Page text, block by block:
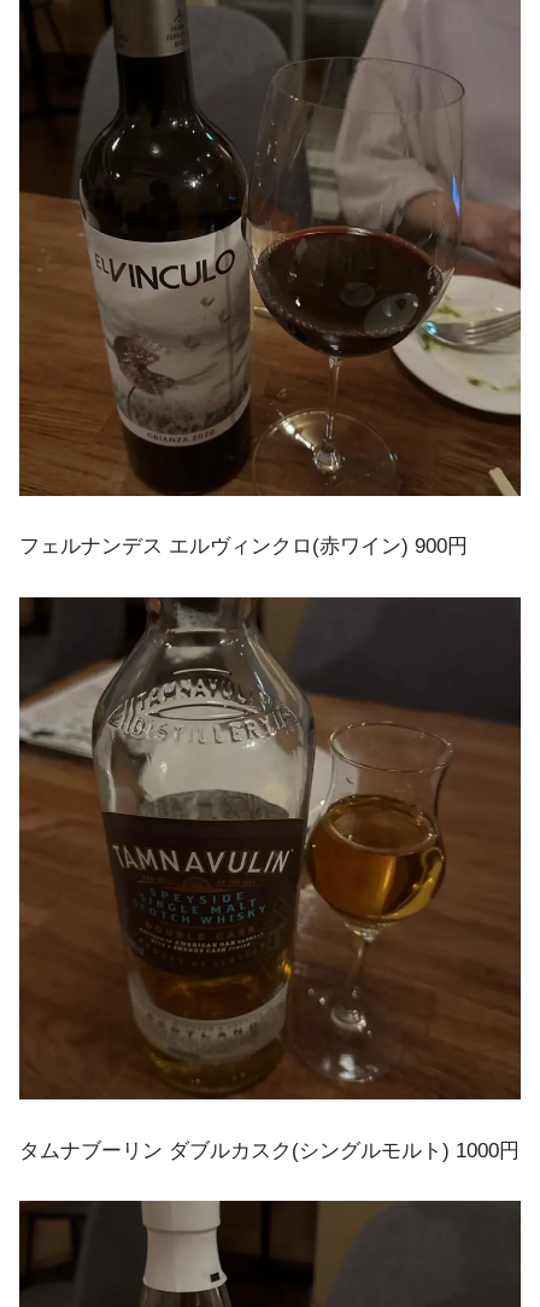
フェルナンデス エルヴィンクロ(赤ワイン) 900円
タムナブーリン ダブルカスク(シングルモルト) 1000円